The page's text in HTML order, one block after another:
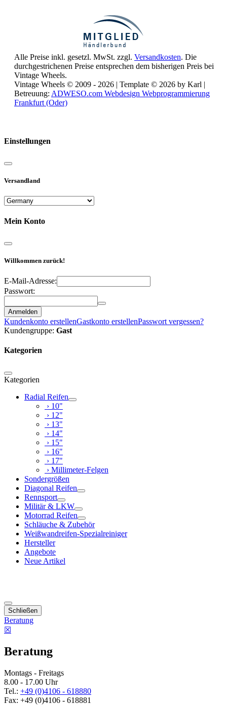
Alle Preise inkl. gesetzl. MwSt. zzgl. Versandkosten. Die
durchgestrichenen Preise entsprechen dem bisherigen Preis bei
Vintage Wheels.
Vintage Wheels © 2009 - 2026 | Template © 2026 by Karl |
Betreuung: ADWESO.com Webdesign Webprogrammierung
Frankfurt (Oder)
Einstellungen
Versandland
Mein Konto
Willkommen zurück!
E-Mail-Adresse:
Passwort:
Anmelden
Kundenkonto erstellenGastkonto erstellenPasswort vergessen?
Kundengruppe: Gast
Kategorien
Kategorien
Radial Reifen
› 10"
› 12"
› 13"
› 14"
› 15"
› 16"
› 17"
› Millimeter-Felgen
Sondergrößen
Diagonal Reifen
Rennsport
Militär & LKW
Motorrad Reifen
Schläuche & Zubehör
Weißwandreifen-Spezialreiniger
Hersteller
Angebote
Neue Artikel
Schließen
Beratung
☒
Beratung
Montags - Freitags
8.00 - 17.00 Uhr
Tel.: +49 (0)4106 - 618880
Fax: +49 (0)4106 - 618881